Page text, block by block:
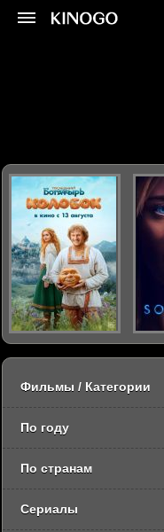
Фильмы / Категории
По году
По странам
Сериалы